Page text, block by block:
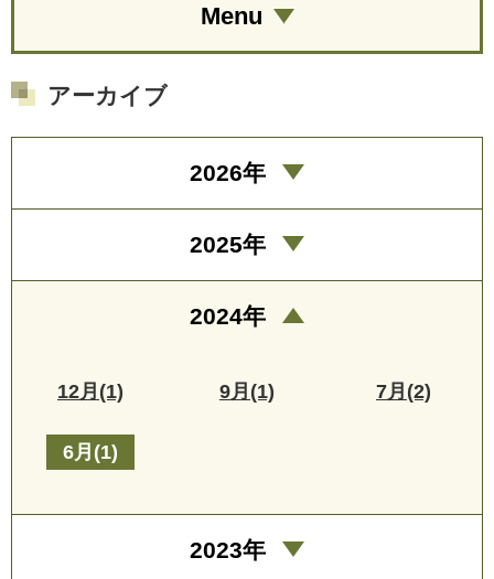
Menu
アーカイブ
2026年
2025年
2024年
12月(1) 9月(1) 7月(2)
6月(1)
2023年